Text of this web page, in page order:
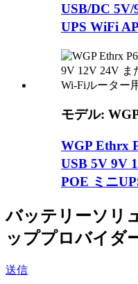
USB/DC
UPS WiFi
モデル:
WGP Ethrx
USB 5V 9V
POE ミニ
バッテリーソリ
ッププロバイダ
送信